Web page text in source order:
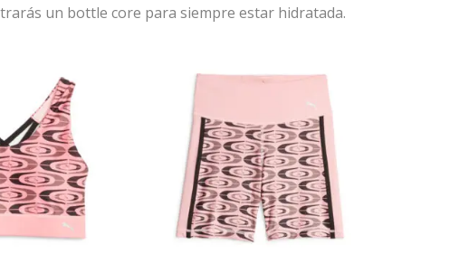
un bottle core para siempre estar hidratada.